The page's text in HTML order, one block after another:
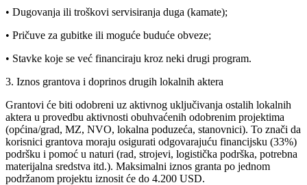
• Dugovanja ili troškovi servisiranja duga (kamate);
• Pričuve za gubitke ili moguće buduće obveze;
• Stavke koje se već financiraju kroz neki drugi program.
3. Iznos grantova i doprinos drugih lokalnih aktera
Grantovi će biti odobreni uz aktivnog uključivanja ostalih lokalnih
aktera u provedbu aktivnosti obuhvaćenih odobrenim projektima
(općina/grad, MZ, NVO, lokalna poduzeća, stanovnici). To znači da
korisnici grantova moraju osigurati odgovarajuću financijsku (33%)
podršku i pomoć u naturi (rad, strojevi, logistička podrška, potrebna
materijalna sredstva itd.). Maksimalni iznos granta po jednom
podržanom projektu iznosit će do 4.200 USD.